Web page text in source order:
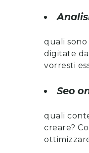
quali
digitate
vorresti
Seo
quali
creare?